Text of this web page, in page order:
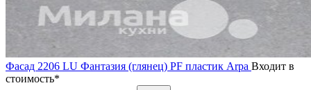
Фасад 2206 LU Фантазия (глянец) PF пластик Arpa Входит в
стоимость*